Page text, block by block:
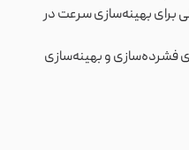
برای بهینه‌سازی سرعت در
فشرده‌سازی و بهینه‌سازی